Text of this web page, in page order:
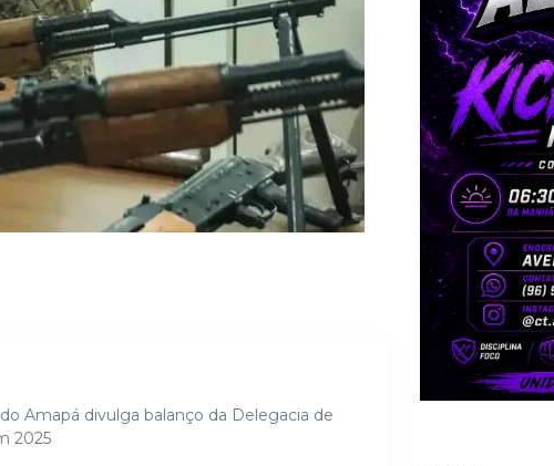
Amapá divulga balanço da Delegacia de
2025